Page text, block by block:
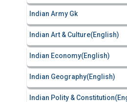
Indian Army Gk
Indian Art & Culture(English)
Indian Economy(English)
Indian Geography(English)
Indian Polity &